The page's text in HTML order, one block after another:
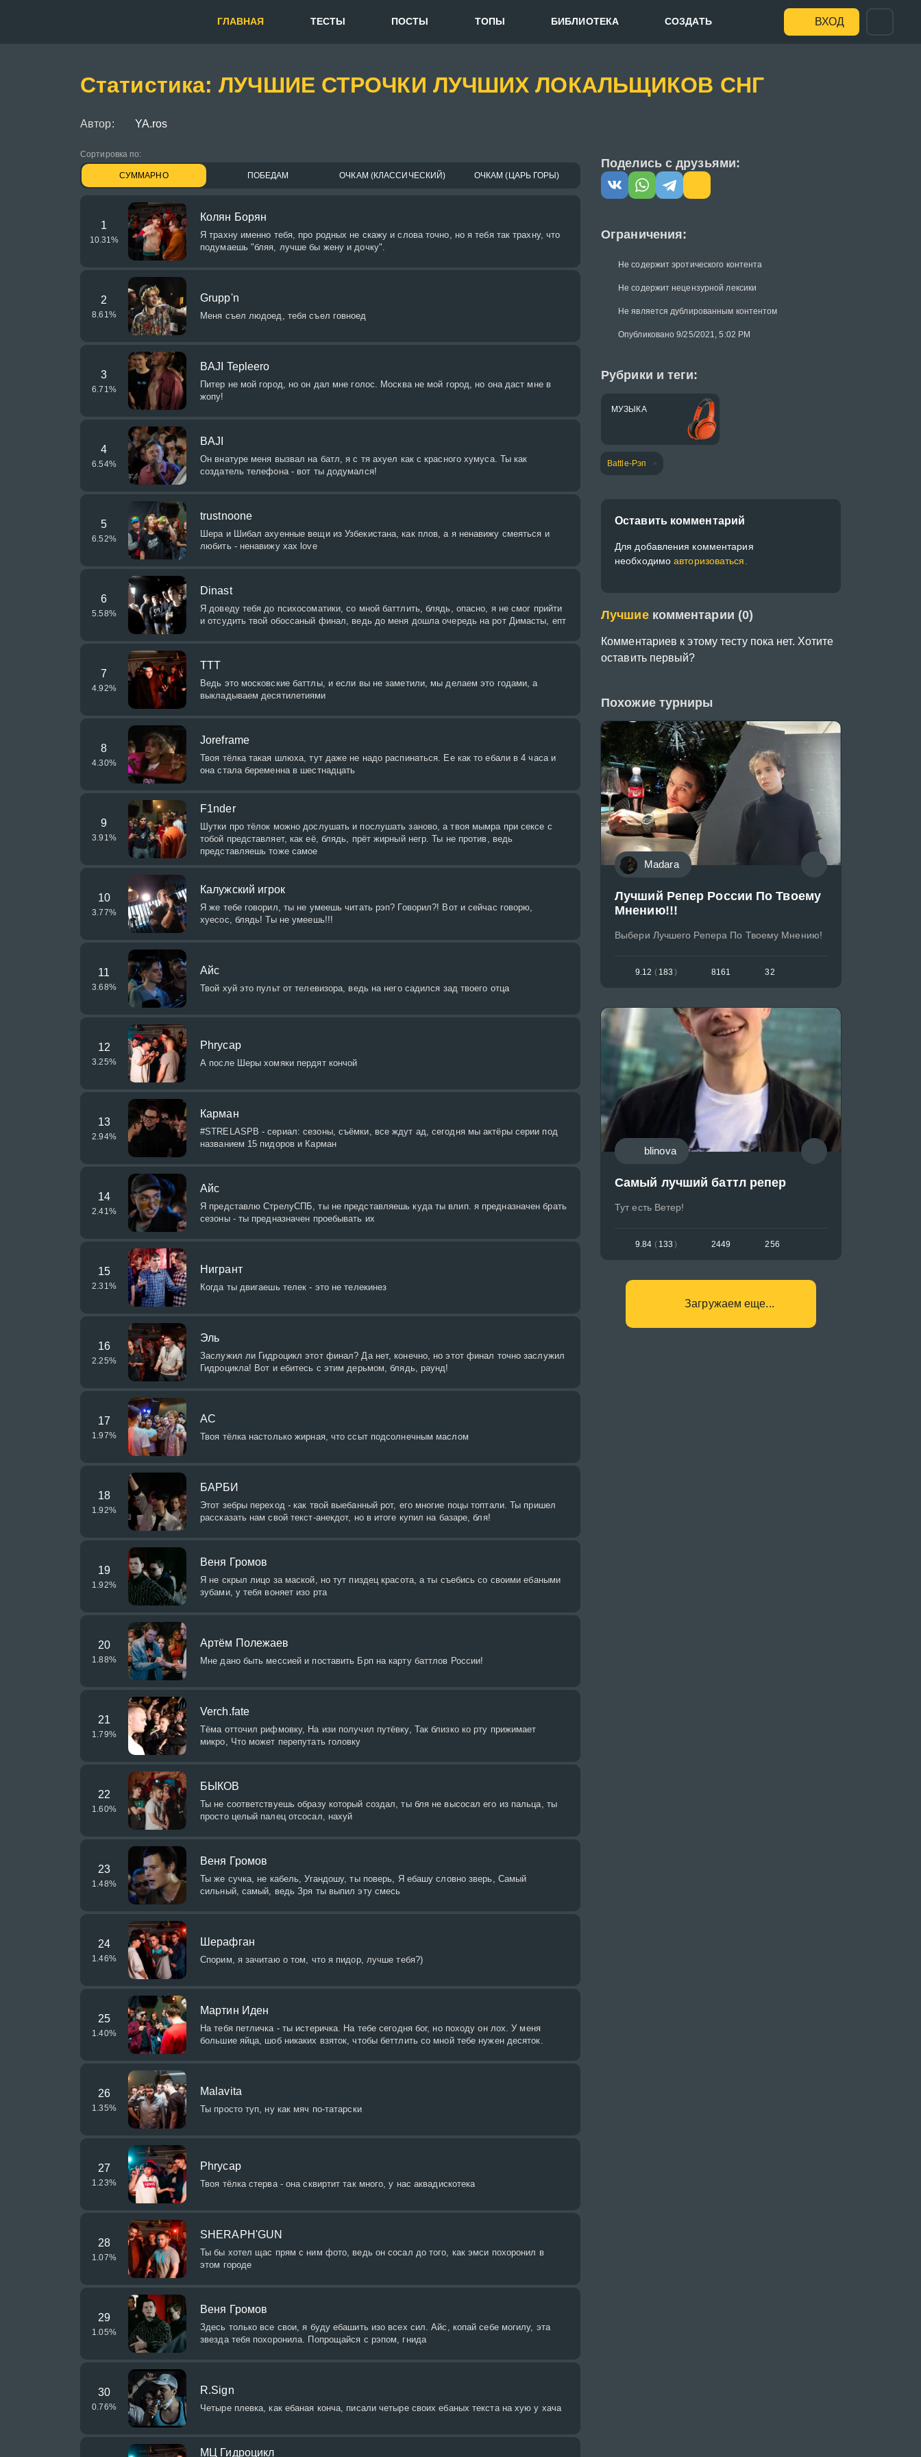
ГЛАВНАЯ ТЕСТЫ ПОСТЫ ТОПЫ БИБЛИОТЕКА СОЗДАТЬ ВХОД
Статистика: ЛУЧШИЕ СТРОЧКИ ЛУЧШИХ ЛОКАЛЬЩИКОВ СНГ
Автор: YA.ros
Сортировка по:
СУММАРНО ПОБЕДАМ ОЧКАМ (КЛАССИЧЕСКИЙ) ОЧКАМ (ЦАРЬ ГОРЫ)
1
10.31%
Колян Борян
Я трахну именно тебя, про родных не скажу и слова точно, но я тебя так трахну, что
подумаешь "бляя, лучше бы жену и дочку".
2
8.61 %
Grupp'n
Меня съел людоед, тебя съел говноед
3
6.71 %
BAJI Tepleero
Питер не мой город, но он дал мне голос. Москва не мой город, но она даст мне в
жопу!
4
6.54%
BAJI
Он внатуре меня вызвал на батл, я с тя ахуел как с красного хумуса. Ты как
создатель телефона - вот ты додумался!
5
6.52%
trustnoone
Шера и Шибал ахуенные вещи из Узбекистана, как плов, а я ненавижу смеяться и
любить - ненавижу хах love
6
5.58%
Dinast
Я доведу тебя до психосоматики, со мной баттлить, блядь, опасно, я не смог прийти
и отсудить твой обоссаный финал, ведь до меня дошла очередь на рот Димасты, епт
7
4.92%
ТТТ
Ведь это московские баттлы, и если вы не заметили, мы делаем это годами, а
выкладываем десятилетиями
8
4.30%
Joreframe
Твоя тёлка такая шлюха, тут даже не надо распинаться. Ее как то ебали в 4 часа и
она стала беременна в шестнадцать
9
3.91 %
F1nder
Шутки про тёлок можно дослушать и послушать заново, а твоя мымра при сексе с
тобой представляет, как её, блядь, прёт жирный негр. Ты не против, ведь
представляешь тоже самое
10
3.77%
Калужский игрок
Я же тебе говорил, ты не умеешь читать рэп? Говорил?! Вот и сейчас говорю,
хуесос, блядь! Ты не умеешь!!!
11
3.68%
Айс
Твой хуй это пульт от телевизора, ведь на него садился зад твоего отца
12
3.25%
Phrycap
А после Шеры хомяки пердят кончой
13
2.94%
Карман
#STRELASPB - сериал: сезоны, съёмки, все ждут ад, сегодня мы актёры серии под
названием 15 пидоров и Карман
14
2.41 %
Айс
Я представлю СтрелуСПБ, ты не представляешь куда ты влип. я предназначен брать
сезоны - ты предназначен проебывать их
15
2.31 %
Нигрант
Когда ты двигаешь телек - это не телекинез
16
2.25%
Эль
Заслужил ли Гидроцикл этот финал? Да нет, конечно, но этот финал точно заслужил
Гидроцикла! Вот и ебитесь с этим дерьмом, блядь, раунд!
17
1.97%
АС
Твоя тёлка настолько жирная, что ссыт подсолнечным маслом
18
1.92%
БАРБИ
Этот зебры переход - как твой выебанный рот, его многие поцы топтали. Ты пришел
рассказать нам свой текст-анекдот, но в итоге купил на базаре, бля!
19
1.92%
Веня Громов
Я не скрыл лицо за маской, но тут пиздец красота, а ты съебись со своими ебаными
зубами, у тебя воняет изо рта
20
1.88%
Артём Полежаев
Мне дано быть мессией и поставить Брп на карту баттлов России!
21
1.79%
Verch.fate
Тёма отточил рифмовку, На изи получил путёвку, Так близко ко рту прижимает
микро, Что может перепутать головку
22
1.60%
БЫКОВ
Ты не соответствуешь образу который создал, ты бля не высосал его из пальца, ты
просто целый палец отсосал, нахуй
23
1.48%
Веня Громов
Ты же сучка, не кабель, Угандошу, ты поверь, Я ебашу словно зверь, Самый
сильный, самый, ведь Зря ты выпил эту смесь
24
1.46%
Шерафган
Спорим, я зачитаю о том, что я пидор, лучше тебя?)
25
1.40%
Мартин Иден
На тебя петличка - ты истеричка. На тебе сегодня бог, но походу он лох. У меня
большие яйца, шоб никаких взяток, чтобы беттлить со мной тебе нужен десяток.
26
1.35%
Malavita
Ты просто туп, ну как мяч по-татарски
27
1.23%
Phrycap
Твоя тёлка стерва - она сквиртит так много, у нас аквадискотека
28
1.07%
SHERAPH'GUN
Ты бы хотел щас прям с ним фото, ведь он сосал до того, как эмси похоронил в
этом городе
29
1.05%
Веня Громов
Здесь только все свои, я буду ебашить изо всех сил. Айс, копай себе могилу, эта
звезда тебя похоронила. Попрощайся с рэпом, гнида
30
0.76%
R.Sign
Четыре плевка, как ебаная конча, писали четыре своих ебаных текста на хую у хача
МЦ Гидроцикл
Поделись с друзьями:
Ограничения:
Не содержит эротического контента
Не содержит нецензурной лексики
Не является дублированным контентом
Опубликовано 9/25/2021, 5:02 PM
Рубрики и теги:
МУЗЫКА
Battle-Рэп
Оставить комментарий
Для добавления комментария
необходимоавторизоваться.
Лучшие комментарии (0)
Комментариев к этому тесту пока нет. Хотите
оставить первый?
Похожие турниры
Madara
Лучший Репер России По Твоему
Мнению!!!
Выбери Лучшего Репера По Твоему Мнению!
9.12 ( 183 ) 8161 32
blinova
Самый лучший баттл репер
Тут есть Ветер!
9.84 ( 133 ) 2449 256
Загружаем еще...